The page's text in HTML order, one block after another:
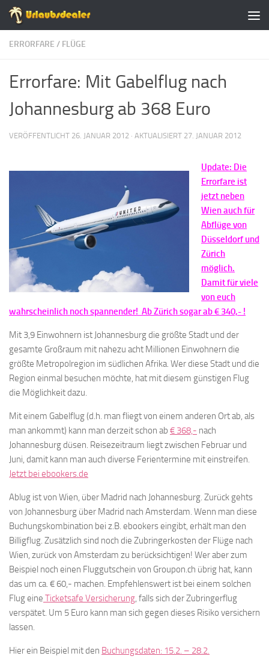
Zum Inhalt springen
ERRORFARE / FLÜGE
Errorfare: Mit Gabelflug nach
Johannesburg ab 368 Euro
VERÖFFENTLICHT 26. JANUAR 2012 · AKTUALISIERT 27. JANUAR 2012
Update: Die
Errorfare ist
jetzt neben
Wien auch für
Abflüge von
Düsseldorf und
Zürich
möglich.
Damit für viele
von euch
wahrscheinlich noch spannender! Ab Zürich sogar ab € 340,- !
Mit 3,9 Einwohnern ist Johannesburg die größte Stadt und der
gesamte Großraum mit nahezu acht Millionen Einwohnern die
größte Metropolregion im südlichen Afrika. Wer diese Stadt und die
Region einmal besuchen möchte, hat mit diesem günstigen Flug
die Möglichkeit dazu.
Mit einem Gabelflug (d.h. man fliegt von einem anderen Ort ab, als
man ankommt) kann man derzeit schon ab € 368,- nach
Johannesburg düsen. Reisezeitraum liegt zwischen Februar und
Juni, damit kann man auch diverse Ferientermine mit einstreifen.
Jetzt bei ebookers.de
Ablug ist von Wien, über Madrid nach Johannesburg. Zurück gehts
von Johannesburg über Madrid nach Amsterdam. Wenn man diese
Buchungskombination bei z.B. ebookers eingibt, erhält man den
Billigflug. Zusätzlich sind noch die Zubringerkosten der Flüge nach
Wien, zurück von Amsterdam zu berücksichtigen! Wer aber zum
Beispiel noch einen Fluggutschein von Groupon.ch übrig hat, kann
das um ca. € 60,- machen. Empfehlenswert ist bei einem solchen
Flug eine Ticketsafe Versicherung, falls sich der Zubringerflug
verspätet. Um 5 Euro kann man sich gegen dieses Risiko versichern
lassen.
Hier ein Beispiel mit den Buchungsdaten: 15.2. – 28.2.